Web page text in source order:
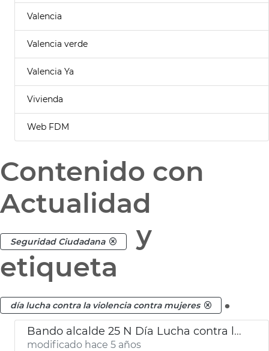
Valencia
Valencia verde
Valencia Ya
Vivienda
Web FDM
Contenido con
Actualidad
Seguridad Ciudadana
y
etiqueta
día lucha contra la violencia contra mujeres .
Bando alcalde 25 N Día Lucha contra la Violencia contra las Mujeres
modificado hace 5 años